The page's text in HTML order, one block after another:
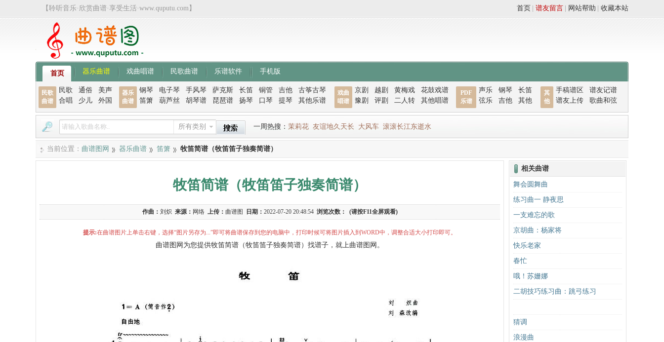
【聆听音乐·欣赏曲谱·享受生活·www.quputu.com】 收藏本站
网站帮助
谱友留言
首页
首页 器乐曲谱 戏曲唱谱 民歌曲谱 乐谱软件 手机版
民歌
曲谱
民歌 通俗
美声
合唱
少儿 外国
器乐
曲谱
钢琴 电子琴 手风琴 萨克斯 长笛 铜管 吉他
古筝古琴
笛箫
葫芦丝 胡琴谱 琵琶谱 扬琴 口琴 提琴 其他乐谱
戏曲
唱谱
京剧 越剧 黄梅戏
花鼓戏谱
豫剧
评剧 二人转 其他唱谱
PDF
乐谱
声乐 钢琴
长笛
弦乐
吉他 其他
其
他
手稿谱区
谱友记谱
谱友上传
歌曲和弦
所有类别 一周热搜： 茉莉花 友谊地久天长 大风车 滚滚长江东逝水
当前位置： 曲谱图网 器乐曲谱 笛箫 牧笛简谱（牧笛笛子独奏简谱）
牧笛简谱（牧笛笛子独奏简谱）
作曲： 刘炽 来源： 网络 上传： 曲谱图 日期： 2022-07-20 20:48:54 浏览次数： (请按F11全屏观看)
提示:在曲谱图片上单击右键，选择“图片另存为...”即可将曲谱保存到您的电脑中，打印时候可将图片插入到WORD中，调整合适大小打印即可。
曲谱图网为您提供牧笛简谱（牧笛笛子独奏简谱）找谱子，就上曲谱图网。
相关曲谱
舞会圆舞曲
练习曲一 静夜思
一支难忘的歌
京胡曲：杨家将
快乐老家
春忙
哦！苏姗娜
二胡技巧练习曲：跳弓练习
猜调
浪漫曲